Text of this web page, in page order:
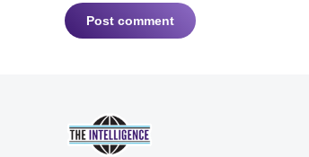
Post comment